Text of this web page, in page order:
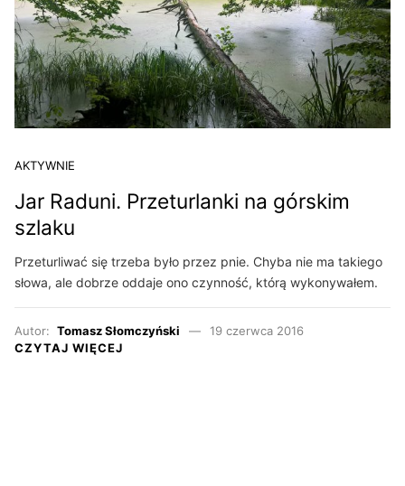
AKTYWNIE
Jar Raduni. Przeturlanki na górskim
szlaku
Przeturliwać się trzeba było przez pnie. Chyba nie ma takiego
słowa, ale dobrze oddaje ono czynność, którą wykonywałem.
Autor: Tomasz Słomczyński
19 czerwca 2016
CZYTAJ WIĘCEJ